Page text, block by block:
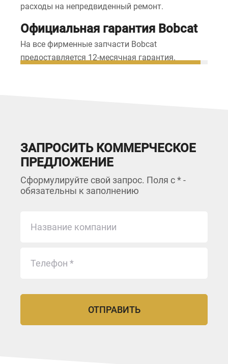
расходы на непредвиденный ремонт.
Официальная гарантия Bobcat
На все фирменные запчасти Bobcat
предоставляется 12-месячная гарантия.
ЗАПРОСИТЬ КОММЕРЧЕСКОЕ
ПРЕДЛОЖЕНИЕ
Сформулируйте свой запрос. Поля с * -
обязательны к заполнению